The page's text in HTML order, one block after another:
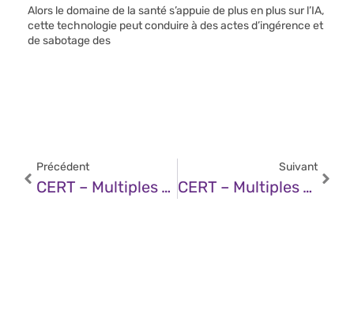
Alors le domaine de la santé s’appuie de plus en plus sur l’IA,
cette technologie peut conduire à des actes d’ingérence et
de sabotage des
Précédent
CERT – Multiples Vulnérabilités Dans Microsoft Edge (12 Décembre 2025)
Suivant
CERT – Multiples Vulnérabilités Dans Le Noyau Linux De SUSE (12 Décembre 2025)